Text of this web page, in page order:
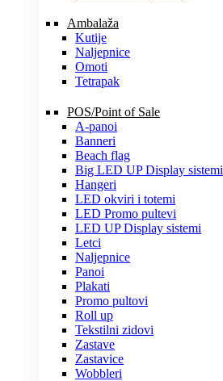
Ambalaža
Kutije
Naljepnice
Omoti
Tetrapak
POS/Point of Sale
A-panoi
Banneri
Beach flag
Big LED UP Display sistemi
Hangeri
LED okviri i totemi
LED Promo pultevi
LED UP Display sistemi
Letci
Naljepnice
Panoi
Plakati
Promo pultovi
Roll up
Tekstilni zidovi
Zastave
Zastavice
Wobbleri